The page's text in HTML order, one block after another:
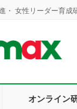
・ 女性リーダー育成
オンライン